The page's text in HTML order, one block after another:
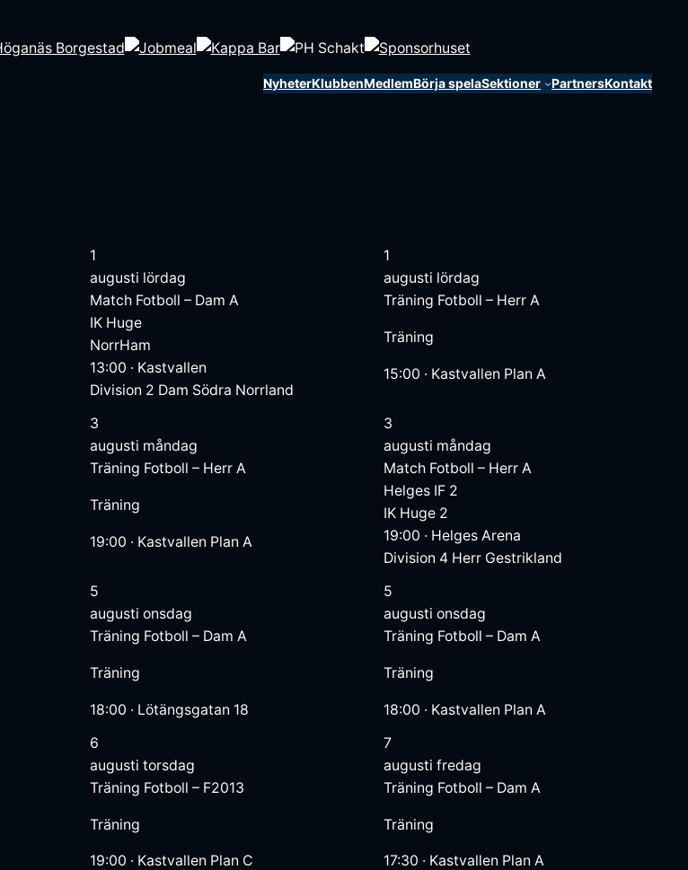
NyheterKlubbenMedlemBörja spelaSektioner PartnersKontakt
1
augusti lördag
Match Fotboll – Dam A
IK Huge
NorrHam
13:00 · Kastvallen
Division 2 Dam Södra Norrland
1
augusti lördag
Träning Fotboll – Herr A
Träning
15:00 · Kastvallen Plan A
3
augusti måndag
Träning Fotboll – Herr A
Träning
19:00 · Kastvallen Plan A
3
augusti måndag
Match Fotboll – Herr A
Helges IF 2
IK Huge 2
19:00 · Helges Arena
Division 4 Herr Gestrikland
5
augusti onsdag
Träning Fotboll – Dam A
Träning
18:00 · Lötängsgatan 18
5
augusti onsdag
Träning Fotboll – Dam A
Träning
18:00 · Kastvallen Plan A
6
augusti torsdag
Träning Fotboll – F2013
Träning
19:00 · Kastvallen Plan C
7
augusti fredag
Träning Fotboll – Dam A
Träning
17:30 · Kastvallen Plan A